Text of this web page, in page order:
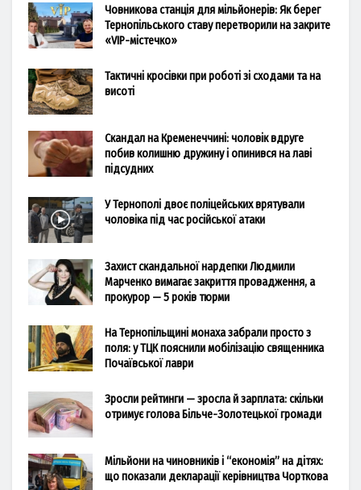
Човникова станція для мільйонерів: Як берег
Тернопільського ставу перетворили на закрите
«VIP-містечко»
Тактичні кросівки при роботі зі сходами та на
висоті
Скандал на Кременеччині: чоловік вдруге
побив колишню дружину і опинився на лаві
підсудних
У Тернополі двоє поліцейських врятували
чоловіка під час російської атаки
Захист скандальної нардепки Людмили
Марченко вимагає закриття провадження, а
прокурор — 5 років тюрми
На Тернопільщині монаха забрали просто з
поля: у ТЦК пояснили мобілізацію священника
Почаївської лаври
Зросли рейтинги — зросла й зарплата: скільки
отримує голова Більче-Золотецької громади
Мільйони на чиновників і “економія” на дітях:
що показали декларації керівництва Чорткова